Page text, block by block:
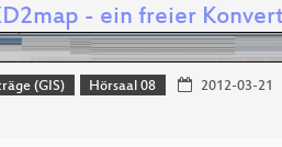
- ein freier
(GIS) Hörsaal 08 2012-03-21